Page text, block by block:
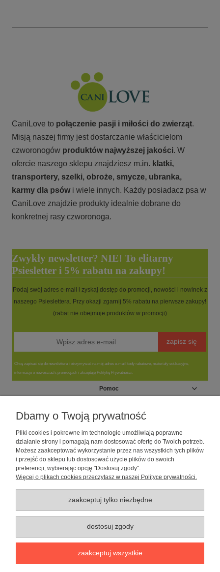
CaniLove to połączenie pasji i miłości do zwierząt.
Misją naszej firmy jest dostarczanie właścicielom
czworonogów produktów najwyższej jakości. W
ofercie naszego sklepu znajdziesz m.in. klatki,
transportery, szelki, obroże, smycze, ubranka,
karmy dla psówi wiele innych. Każdy posiadacz psa w
CaniLove znajdzie produkty idealnie dobrane do
konkretnej rasy czworonoga.
Zwykły newsletter? NIE! To elitarny
Psiesletter i 5% rabatu na zakupy!
Podaj swój adres e-mail i zyskaj dostęp do promocji, nowości i nowinek z
naszego Psieslettera. Przy okazji zgarnij 5% rabatu na pierwsze zakupy!
(rabat nie obejmuje produktów w promocji)
zapisz się
Chcę zapisać się do newslettera i otrzymywać na mój adres e-mail kody rabatowe, materiały edukacyjne,
informacje o nowościach, promocjach i akceptuję Politykę Prywatności.
Pomoc
Moje konto
Informacje
O nas
Sklep dla psów caniLOVE| NIP: 5251057141 | ul. Strzelecka 54/56, 64-
010 Krzywiń, woj. wielkopolskie | telefon: 600 189 631, e-mail:
sklep@canilove.pl
Realizacja:Centrum Usług E-Commerce Łukasz Wiśniewski2021 |
Oprogramowanie:Shoper
Sklep internetowy Shoper Premium
Dbamy o Twoją prywatność
Pliki cookies i pokrewne im technologie umożliwiają poprawne
działanie strony i pomagają nam dostosować ofertę do Twoich potrzeb.
Możesz zaakceptować wykorzystanie przez nas wszystkich tych plików
i przejść do sklepu lub dostosować użycie plików do swoich
preferencji, wybierając opcję "Dostosuj zgody".
Więcej o plikach cookies przeczytasz w naszej Polityce prywatności.
zaakceptuj tylko niezbędne
dostosuj zgody
zaakceptuj wszystkie